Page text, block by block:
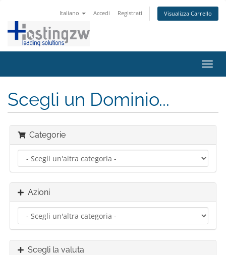
Italiano Accedi Registrati Visualizza Carrello
Attiva
Scegli un Dominio...
Categorie
Azioni
Scegli la valuta